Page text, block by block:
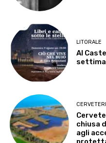
LITORALE
Al
CERVETERI
chiusa
agli